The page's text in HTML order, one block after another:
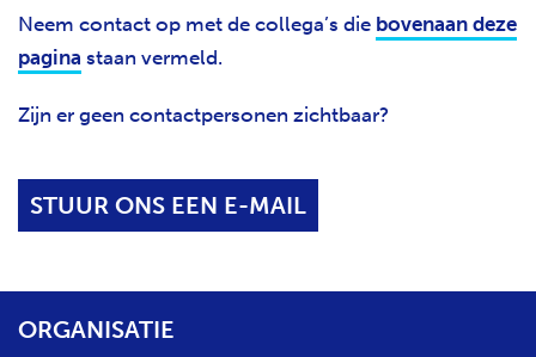
Neem contact op met de collega’s die bovenaan deze
pagina staan vermeld.
Zijn er geen contactpersonen zichtbaar?
STUUR ONS EEN E-MAIL
ORGANISATIE